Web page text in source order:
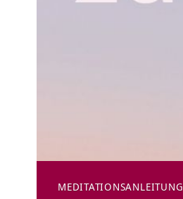
MEDITATIONSANLEITUNG